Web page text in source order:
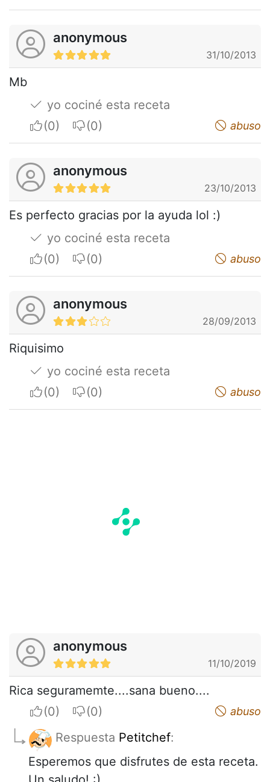
anonymous
31/10/2013
Mb
yo cociné esta receta
I apreciateI do not appreciate abuso
anonymous
23/10/2013
Es perfecto gracias por la ayuda lol :)
yo cociné esta receta
I apreciateI do not appreciate abuso
anonymous
28/09/2013
Riquisimo
yo cociné esta receta
I apreciateI do not appreciate abuso
anonymous
11/10/2019
Rica seguramemte....sana bueno....
I apreciateI do not appreciate abuso
Respuesta Petitchef:
Esperemos que disfrutes de esta receta.